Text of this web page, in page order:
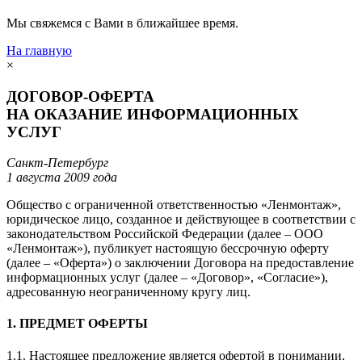
Мы свяжемся с Вами в ближайшее время.
На главную
×
ДОГОВОР-ОФЕРТА
НА ОКАЗАНИЕ ИНФОРМАЦИОННЫХ
УСЛУГ
Санкт-Петербург
1 августа 2009 года
Общество с ограниченной ответственностью «Ленмонтаж»,
юридическое лицо, созданное и действующее в соответствии с
законодательством Российской Федерации (далее – ООО
«Ленмонтаж»), публикует настоящую бессрочную оферту
(далее – «Оферта») о заключении Договора на предоставление
информационных услуг (далее – «Договор», «Согласие»),
адресованную неограниченному кругу лиц.
1. ПРЕДМЕТ ОФЕРТЫ
1.1. Настоящее предложение является офертой в понимании,